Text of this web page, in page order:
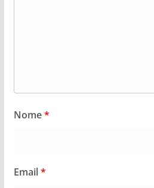
Nome*
Email*